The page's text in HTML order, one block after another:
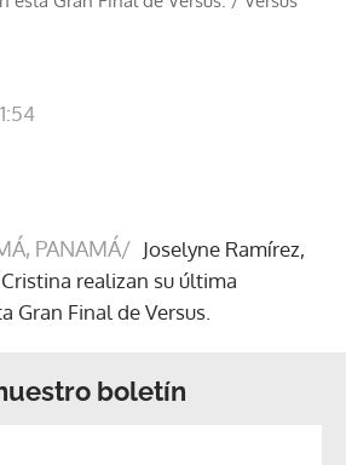
PANAMÁ/ Joselyne Ramírez,
realizan su última
Gran Final de Versus.
boletín